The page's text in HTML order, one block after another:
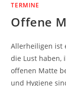
TERMINE
Offene
Allerheiligen ist
die Lust haben,
offenen Matte
und Hygiene